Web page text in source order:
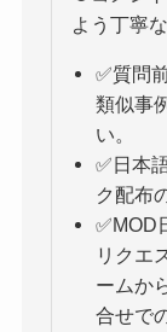
よう丁寧
✅質問
類似事
い。
✅日本
ク配布
✅MOD
リクエ
ームか
合せで